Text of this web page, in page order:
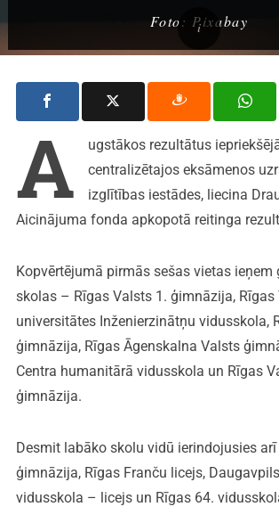
Foto: Pixabay
A
ugstākos rezultātus
centralizētajos eksāmenos
izglītības iestādes, liecina
Aicinājuma fonda apkopotā reitinga
Kopvērtējumā pirmās sešas vietas
skolas – Rīgas Valsts 1. ģimnāzija, Rīgas
universitātes Inženierzinātņu vidusskola,
ģimnāzija, Rīgas Āgenskalna Valsts
Centra humanitārā vidusskola un Rīgas
ģimnāzija.
Desmit labāko skolu vidū ierindojusies
ģimnāzija, Rīgas Franču licejs,
vidusskola – licejs un Rīgas 64.